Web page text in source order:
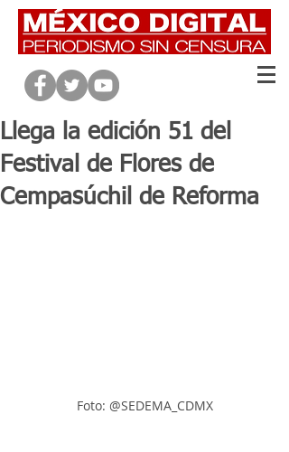
Llega la edición 51 del
Festival de Flores de
Cempasúchil de Reforma
Foto: @SEDEMA_CDMX